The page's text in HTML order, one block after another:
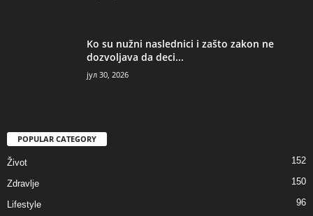
Ko su nužni naslednici i zašto zakon ne
dozvoljava da deci...
јул 30, 2026
POPULAR CATEGORY
Život 152
Zdravlje 150
Lifestyle 96